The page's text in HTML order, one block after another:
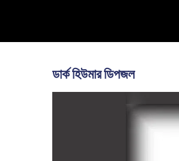
ডার্ক হিউমার ডিপজল